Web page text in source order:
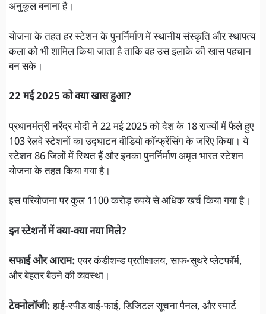
अनुकूल बनाना है।
योजना के तहत हर स्टेशन के पुनर्निर्माण में स्थानीय संस्कृति और स्थापत्य
कला को भी शामिल किया जाता है ताकि वह उस इलाके की खास पहचान
बन सके।
22 मई 2025 को क्या खास हुआ?
प्रधानमंत्री नरेंद्र मोदी ने 22 मई 2025 को देश के 18 राज्यों में फैले हुए
103 रेलवे स्टेशनों का उद्घाटन वीडियो कॉन्फ्रेंसिंग के जरिए किया। ये
स्टेशन 86 जिलों में स्थित हैं और इनका पुनर्निर्माण अमृत भारत स्टेशन
योजना के तहत किया गया है।
इस परियोजना पर कुल 1100 करोड़ रुपये से अधिक खर्च किया गया है।
इन स्टेशनों में क्या-क्या नया मिले?
सफाई और आराम:एयर कंडीशन्ड प्रतीक्षालय, साफ-सुथरे प्लेटफॉर्म,
और बेहतर बैठने की व्यवस्था।
टेक्नोलॉजी:हाई-स्पीड वाई-फाई, डिजिटल सूचना पैनल, और स्मार्ट